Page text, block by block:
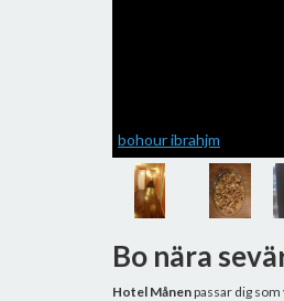
bohour ibrahjm
Bo nära
Hotel Månenpassar dig